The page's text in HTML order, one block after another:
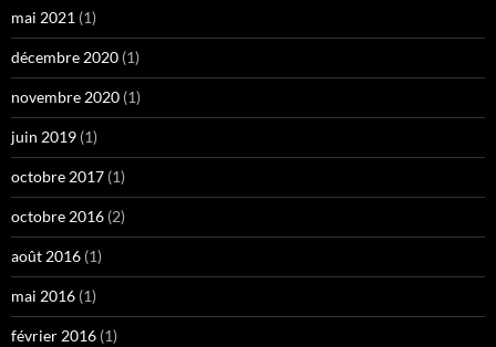
mai 2021 (1)
décembre 2020 (1)
novembre 2020 (1)
juin 2019 (1)
octobre 2017 (1)
octobre 2016 (2)
août 2016 (1)
mai 2016 (1)
février 2016 (1)